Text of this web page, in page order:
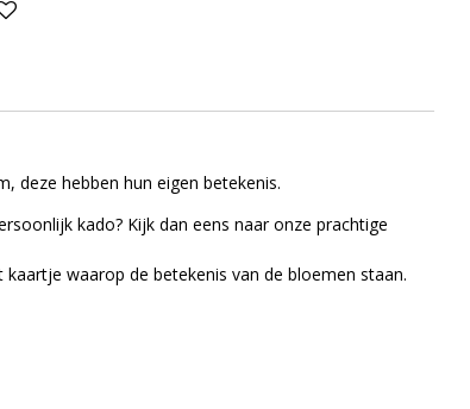
deze hebben hun eigen betekenis.
kado? Kijk dan eens naar onze prachtige
waarop de betekenis van de bloemen staan.